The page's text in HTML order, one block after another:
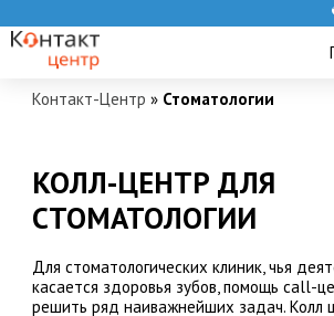
Контакт-Центр » Стоматологии
КОЛЛ-ЦЕНТР ДЛЯ
СТОМАТОЛОГИИ
Для стоматологических клиник, чья
касается здоровья зубов, помощь call-
решить ряд наиважнейших задач. Колл